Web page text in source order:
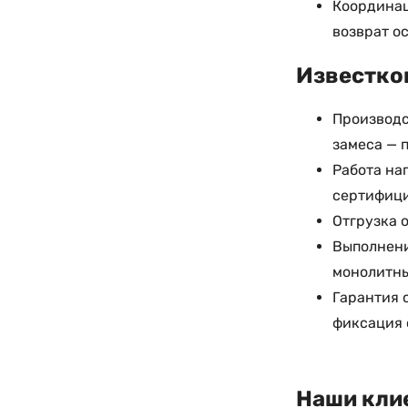
возврат
замеса —
Работа
Отгрузка
Гарантия
фиксация
Наши